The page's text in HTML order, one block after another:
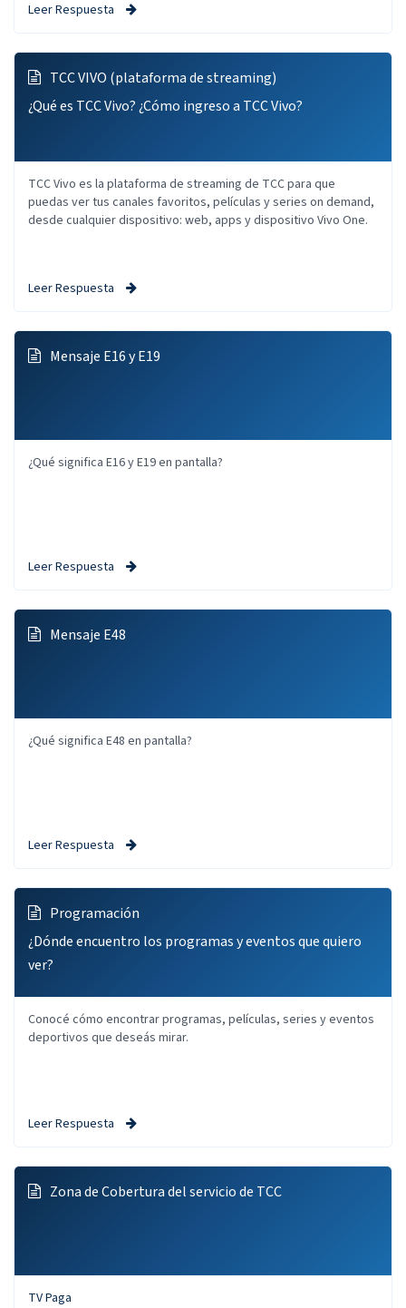
Leer Respuesta
TCC VIVO (plataforma de streaming)
¿Qué es TCC Vivo? ¿Cómo ingreso a TCC Vivo?
TCC Vivo es la plataforma de streaming de TCC para que
puedas ver tus canales favoritos, películas y series on demand,
desde cualquier dispositivo: web, apps y dispositivo Vivo One.
Leer Respuesta
Mensaje E16 y E19
¿Qué significa E16 y E19 en pantalla?
Leer Respuesta
Mensaje E48
¿Qué significa E48 en pantalla?
Leer Respuesta
Programación
¿Dónde encuentro los programas y eventos que quiero
ver?
Conocé cómo encontrar programas, películas, series y eventos
deportivos que deseás mirar.
Leer Respuesta
Zona de Cobertura del servicio de TCC
TV Paga